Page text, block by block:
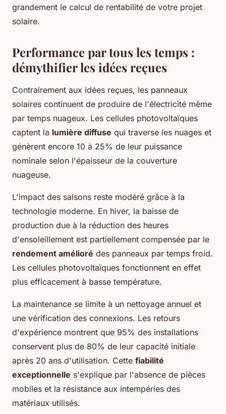
grandement le calcul de rentabilité de votre projet
solaire.
Performance par tous les temps :
démythifier les idées reçues
Contrairement aux idées reçues, les panneaux
solaires continuent de produire de l'électricité même
par temps nuageux. Les cellules photovoltaïques
captent la lumière diffuse qui traverse les nuages et
génèrent encore 10 à 25% de leur puissance
nominale selon l'épaisseur de la couverture
nuageuse.
L'impact des saisons reste modéré grâce à la
technologie moderne. En hiver, la baisse de
production due à la réduction des heures
d'ensoleillement est partiellement compensée par le
rendement amélioré des panneaux par temps froid.
Les cellules photovoltaïques fonctionnent en effet
plus efficacement à basse température.
La maintenance se limite à un nettoyage annuel et
une vérification des connexions. Les retours
d'expérience montrent que 95% des installations
conservent plus de 80% de leur capacité initiale
après 20 ans d'utilisation. Cette fiabilité
exceptionnelle s'explique par l'absence de pièces
mobiles et la résistance aux intempéries des
matériaux utilisés.